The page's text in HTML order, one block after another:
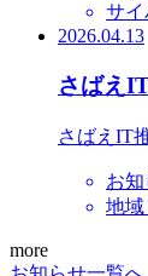
サイ
2026.04.13
さばえ
さばえIT
お
地
more